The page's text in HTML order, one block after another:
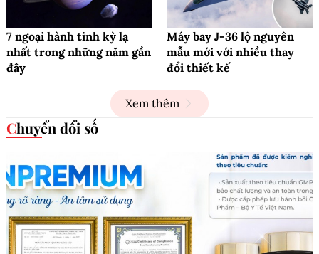
7 ngoại hành tinh kỳ lạ
nhất trong những năm gần
đây
Máy bay J-36 lộ nguyên
mẫu mới với nhiều thay
đổi thiết kế
Xem thêm
Chuyển đổi số